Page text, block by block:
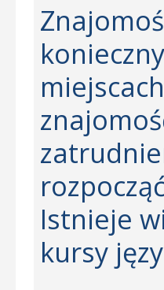
Istnieje
kursy